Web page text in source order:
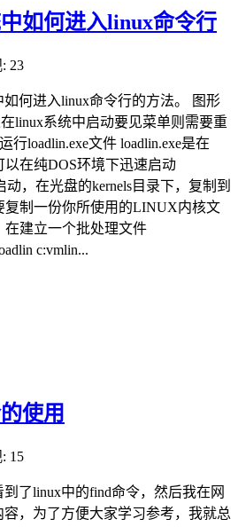
如何进入linux命令行
23
何进入linux命令行的方法。 图形
在linux系统中启动要见菜单则需要重
行loadlin.exe文件 loadlin.exe是在
在纯DOS环境下迅速启动
，在光盘的kernels目录下，复制到
复制一份你所使用的LINUX内核文
在建立一个批处理文件
c:vmlin...
使用
15
了linux中的find命令，然后我在网
容，为了方便大家学习参考，我就总